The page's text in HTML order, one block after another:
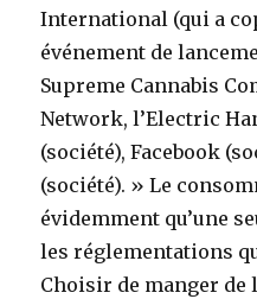
International (qui a
événement de
Supreme Cannabis
Network, l’Electric
(société), Facebook
(société). » Le
évidemment qu’une
les réglementations
Choisir de manger de